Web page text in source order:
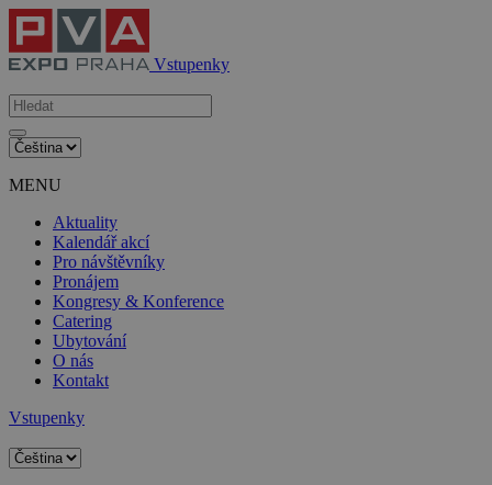
Vstupenky
MENU
Aktuality
Kalendář akcí
Pro návštěvníky
Pronájem
Kongresy & Konference
Catering
Ubytování
O nás
Kontakt
Vstupenky